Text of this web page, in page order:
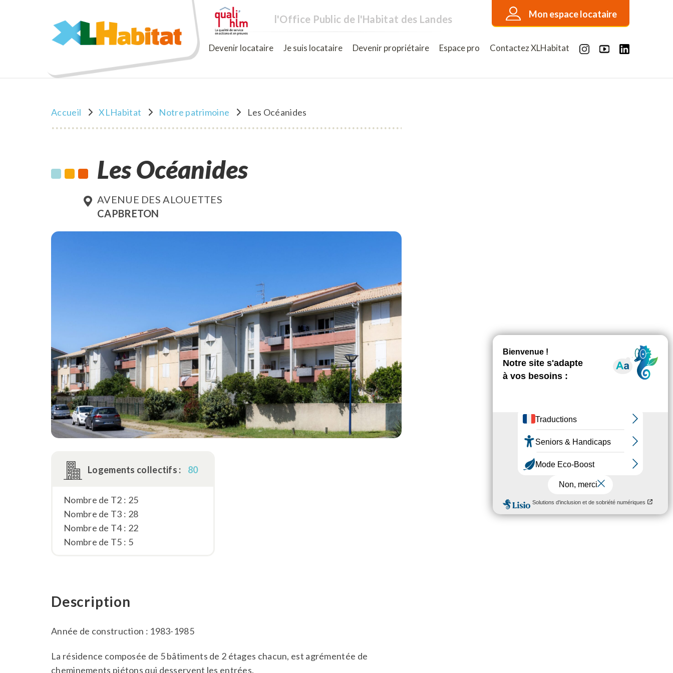
l'Office Public de l'Habitat des Landes Mon espace locataire
XLHabitat Devenir locataire Je suis locataire Devenir propriétaire Espace pro Contactez XLHabitat
Accueil XLHabitat Notre patrimoine Les Océanides
Les Océanides
AVENUE DES ALOUETTES
CAPBRETON
Logements collectifs : 80
Nombre de T2 : 25
Nombre de T3 : 28
Nombre de T4 : 22
Nombre de T5 : 5
Description
Année de construction : 1983-1985
La résidence composée de 5 bâtiments de 2 étages chacun, est agrémentée de
cheminements piétons qui desservent les entrées.